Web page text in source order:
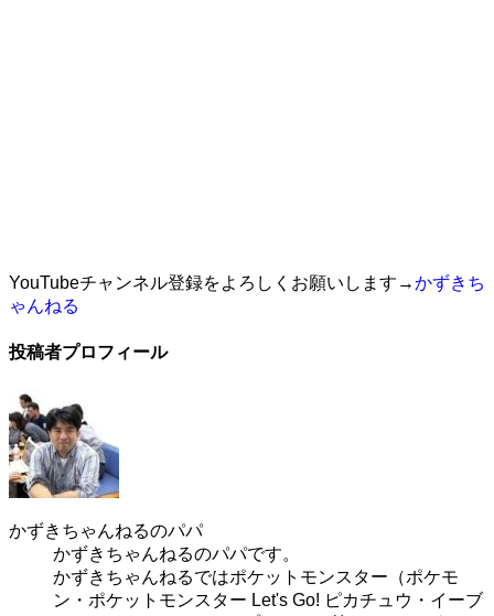
YouTubeチャンネル登録をよろしくお願いします→かずきち
ゃんねる
投稿者プロフィール
かずきちゃんねるのパパ
かずきちゃんねるのパパです。
かずきちゃんねるではポケットモンスター（ポケモ
ン・ポケットモンスター Let's Go! ピカチュウ・イーブ